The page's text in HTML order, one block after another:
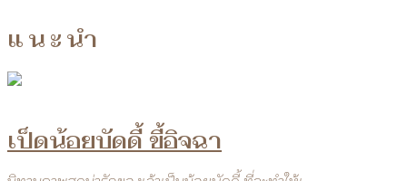
แนะนำ
เป็ดน้อยบัดดี้ ขี้อิจฉา